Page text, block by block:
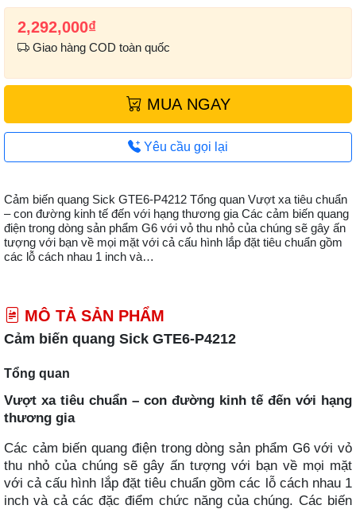
2,292,000₫
Giao hàng COD toàn quốc
MUA NGAY
Yêu cầu gọi lại
Cảm biến quang Sick GTE6-P4212 Tổng quan Vượt xa tiêu chuẩn
– con đường kinh tế đến với hạng thương gia Các cảm biến quang
điện trong dòng sản phẩm G6 với vỏ thu nhỏ của chúng sẽ gây ấn
tượng với bạn về mọi mặt với cả cấu hình lắp đặt tiêu chuẩn gồm
các lỗ cách nhau 1 inch và…
MÔ TẢ SẢN PHẨM
Cảm biến quang Sick GTE6-P4212
Tổng quan
Vượt xa tiêu chuẩn – con đường kinh tế đến với hạng
thương gia
Các cảm biến quang điện trong dòng sản phẩm G6 với vỏ
thu nhỏ của chúng sẽ gây ấn tượng với bạn về mọi mặt
với cả cấu hình lắp đặt tiêu chuẩn gồm các lỗ cách nhau 1
inch và cả các đặc điểm chức năng của chúng. Các biến